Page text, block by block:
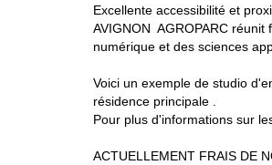
Excellente accessibilité et
AVIGNON AGROPARC réunit
numérique et des sciences
Voici un exemple de studio
résidence principale .
Pour plus d'informations sur
ACTUELLEMENT FRAIS DE